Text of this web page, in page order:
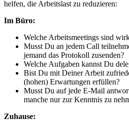
helfen, die Arbeitslast zu reduzieren:
Im Büro:
Welche Arbeitsmeetings sind
Musst Du an jedem Call
jemand das Protokoll zusenden?
Welche Aufgaben kannst Du
Bist Du mit Deiner Arbeit
(hohen) Erwartungen erfüllen?
Musst Du auf jede E-Mail
manche nur zur Kenntnis zu
Zuhause: